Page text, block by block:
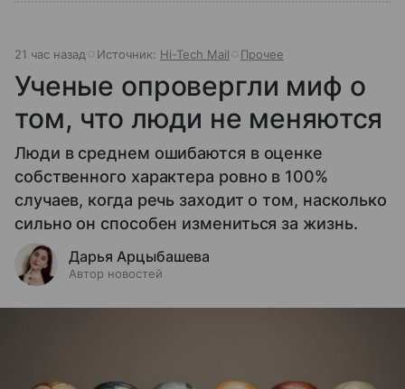
21 час назад Источник: Hi-Tech Mail Прочее
Ученые опровергли миф о
том, что люди не меняются
Люди в среднем ошибаются в оценке
собственного характера ровно в 100%
случаев, когда речь заходит о том, насколько
сильно он способен измениться за жизнь.
Дарья Арцыбашева
Автор новостей